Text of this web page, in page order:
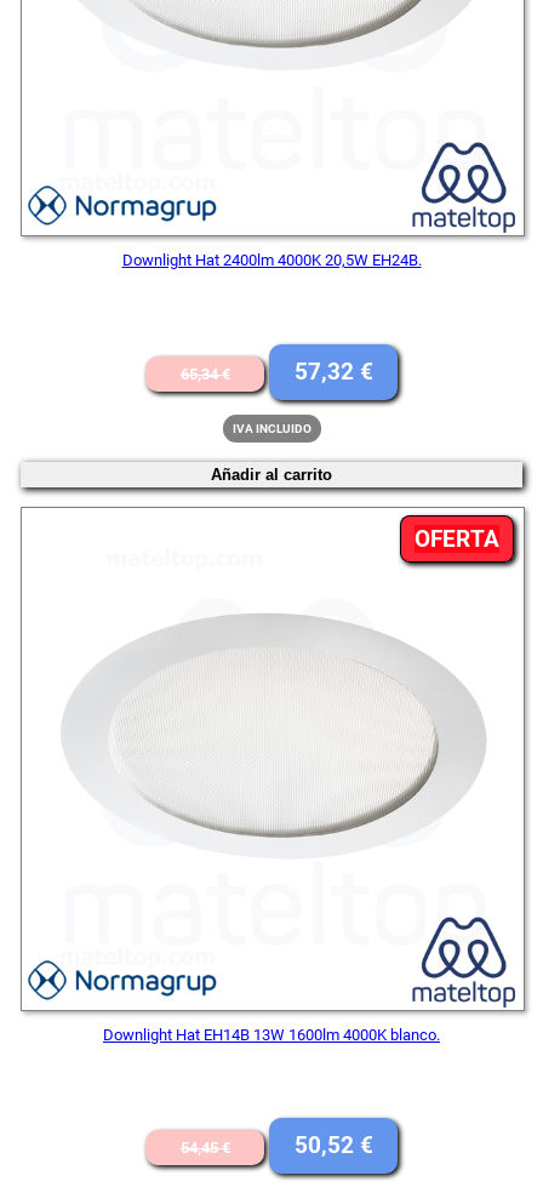
Downlight Hat 2400lm 4000K 20,5W EH24B.
65,34€
El
precio
original
era:
57,32 €
El
precio
57,32 €.
IVA INCLUIDO
Añadir al carrito
OFERTA
EN
Downlight Hat EH14B 13W 1600lm 4000K blanco.
54,45€
El
precio
50,52 €
El
precio